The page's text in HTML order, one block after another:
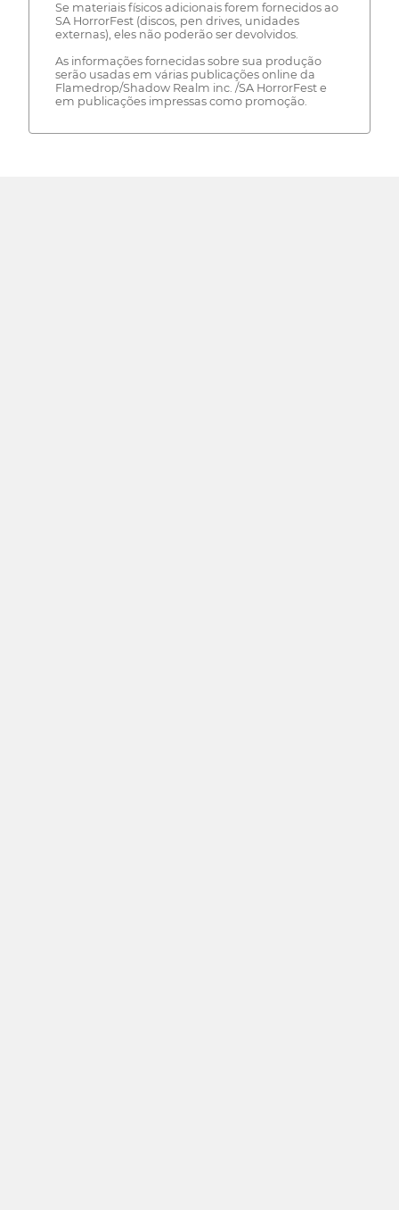
Se materiais físicos adicionais forem fornecidos ao
SA HorrorFest (discos, pen drives, unidades
externas), eles não poderão ser devolvidos.
As informações fornecidas sobre sua produção
serão usadas em várias publicações online da
Flamedrop/Shadow Realm inc. /SA HorrorFest e
em publicações impressas como promoção.